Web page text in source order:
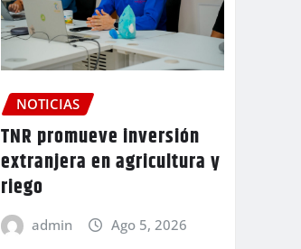
NOTICIAS
TNR promueve inversión
extranjera en agricultura y
riego
admin Ago 5, 2026